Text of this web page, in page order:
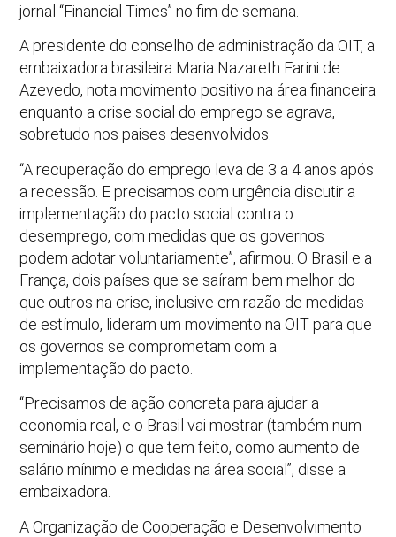
jornal “Financial Times” no fim de semana.
A presidente do conselho de administração da OIT, a
embaixadora brasileira Maria Nazareth Farini de
Azevedo, nota movimento positivo na área financeira
enquanto a crise social do emprego se agrava,
sobretudo nos paises desenvolvidos.
“A recuperação do emprego leva de 3 a 4 anos após
a recessão. E precisamos com urgência discutir a
implementação do pacto social contra o
desemprego, com medidas que os governos
podem adotar voluntariamente”, afirmou. O Brasil e a
França, dois países que se saíram bem melhor do
que outros na crise, inclusive em razão de medidas
de estímulo, lideram um movimento na OIT para que
os governos se comprometam com a
implementação do pacto.
“Precisamos de ação concreta para ajudar a
economia real, e o Brasil vai mostrar (também num
seminário hoje) o que tem feito, como aumento de
salário mínimo e medidas na área social”, disse a
embaixadora.
A Organização de Cooperação e Desenvolvimento